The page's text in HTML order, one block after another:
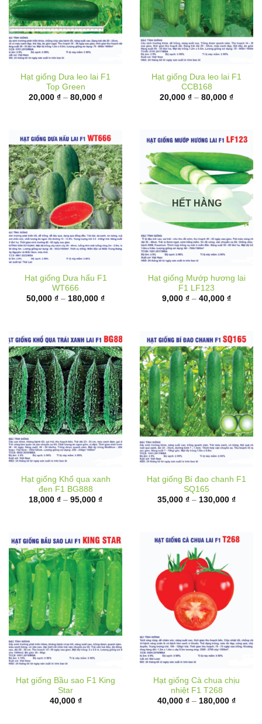
Hạt giống Dưa leo lai F1
Top Green
20,000 ₫ – 80,000 ₫Khoảng
80,000 ₫
Hạt giống Dưa leo lai F1
CCB168
20,000 ₫ – 80,000 ₫Khoảng
80,000
Hạt giống Dưa hấu F1
WT666
50,000 ₫ – 180,000 ₫Khoảng
180,000 ₫
HẾT HÀNG
Hạt giống Mướp hương lai
F1 LF123
9,000 ₫ – 40,000 ₫Khoảng
40,000 ₫
Hạt giống Khổ qua xanh
đen F1 BG888
18,000 ₫ – 95,000 ₫Khoảng
95,000 ₫
Hạt giống Bí đao chanh F1
SQ165
35,000 ₫ – 130,000 ₫
Hạt giống Bầu sao F1 King
Star
40,000 ₫
Hạt giống Cà chua chịu
nhiệt F1 T268
40,000 ₫ – 180,000 ₫